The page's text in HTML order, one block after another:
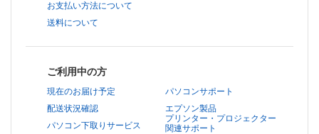
お支払い方法について
送料について
ご利用中の方
現在のお届け予定
配送状況確認
パソコン下取りサービス
パソコンサポート
エプソン製品
プリンター・プロジェクター
関連サポート